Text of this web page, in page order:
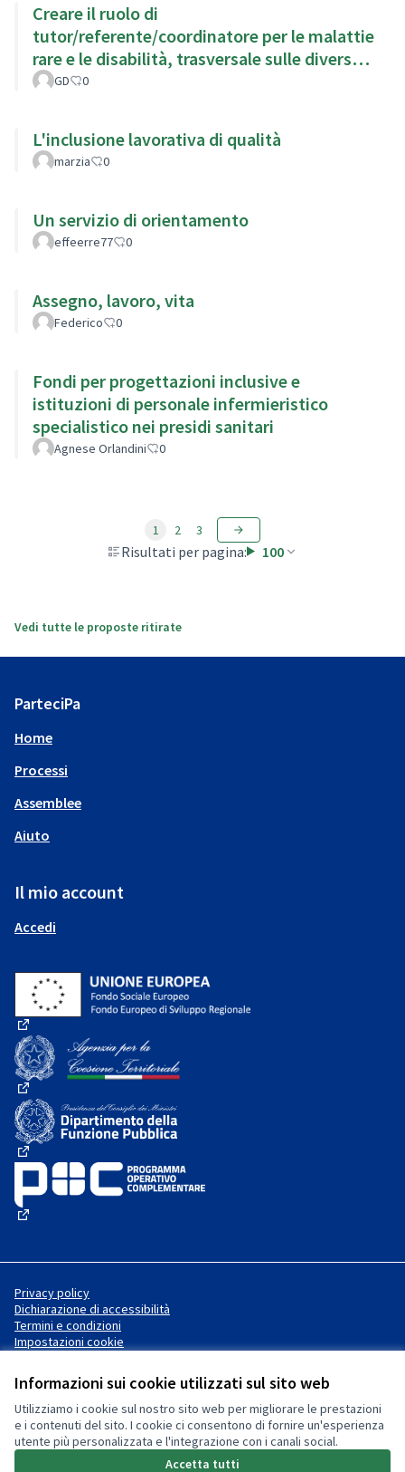
Informazioni sui cookie utilizzati sul sito web
Utilizziamo i cookie sul nostro sito web per migliorare le prestazioni
e i contenuti del sito. I cookie ci consentono di fornire un'esperienza
utente più personalizzata e l'integrazione con i canali social.
Accetta tutti
Creare il ruolo di
tutor/referente/coordinatore per le malattie
rare e le disabilità, trasversale sulle diverse
aree coinvolte, sanitaria, fiscale ecc
GD 0
L'inclusione lavorativa di qualità
marzia 0
Un servizio di orientamento
effeerre77 0
Assegno, lavoro, vita
Federico 0
Fondi per progettazioni inclusive e
istituzioni di personale infermieristico
specialistico nei presidi sanitari
Agnese Orlandini 0
Risultati per pagina: 100
1 2 3
Vedi tutte le proposte ritirate
ParteciPa
Home
Processi
Assemblee
Aiuto
Il mio account
Accedi
(Collegamento esterno)
(Collegamento esterno)
(Collegamento esterno)
Privacy policy
Dichiarazione di accessibilità
Termini e condizioni
Impostazioni cookie
Licenza Creative Commons
(Collegamento esterno)
Sito web creato consoftware
libero
(Collegamento esterno)
.
(Collegamento esterno)